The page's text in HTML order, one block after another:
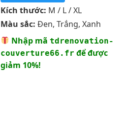
Kích thước: M / L / XL
Màu sắc: Đen, Trắng, Xanh
Nhập mã tdrenovation-
couverture66.fr để được
giảm 10%!